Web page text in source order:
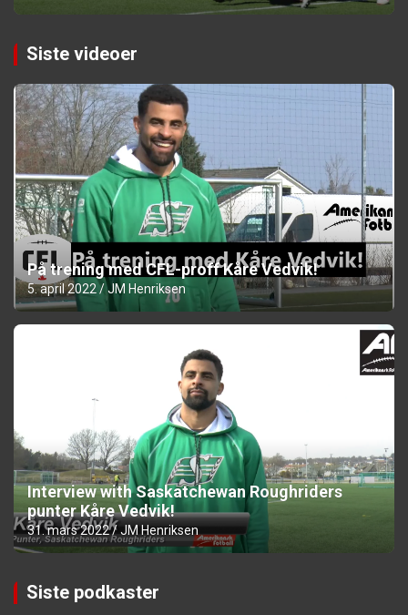
Siste videoer
På trening med CFL-proff Kåre Vedvik!
5. april 2022 JM Henriksen
Interview with Saskatchewan Roughriders
punter Kåre Vedvik!
31. mars 2022 JM Henriksen
Siste podkaster